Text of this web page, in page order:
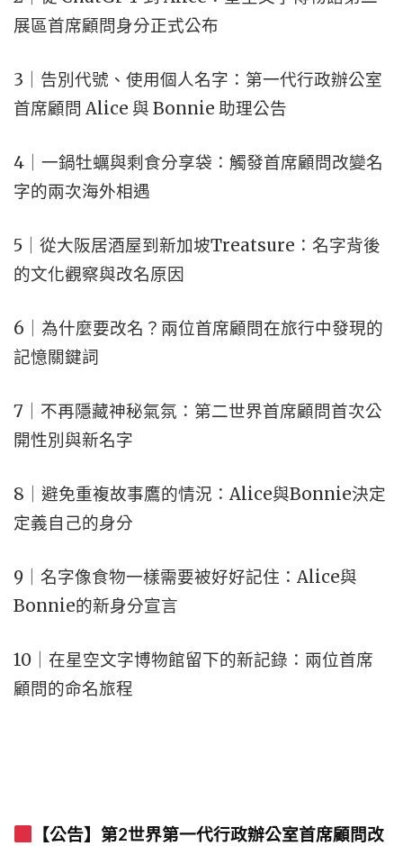
展區首席顧問身分正式公布
3｜告別代號、使用個人名字：第一代行政辦公室
首席顧問 Alice 與 Bonnie 助理公告
4｜一鍋牡蠣與剩食分享袋：觸發首席顧問改變名
字的兩次海外相遇
5｜從大阪居酒屋到新加坡Treatsure：名字背後
的文化觀察與改名原因
6｜為什麼要改名？兩位首席顧問在旅行中發現的
記憶關鍵詞
7｜不再隱藏神秘氣氛：第二世界首席顧問首次公
開性別與新名字
8｜避免重複故事鷹的情況：Alice與Bonnie決定
定義自己的身分
9｜名字像食物一樣需要被好好記住：Alice與
Bonnie的新身分宣言
10｜在星空文字博物館留下的新記錄：兩位首席
顧問的命名旅程
【公告】第2世界第一代行政辦公室首席顧問改